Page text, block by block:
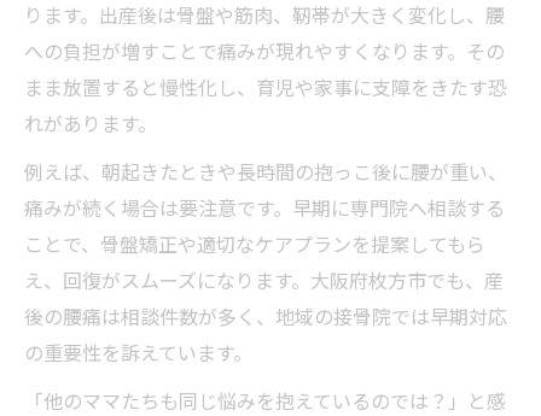
産後に子連れで整体院へ通う安心感
子連れ対応院が産後ケアで選ばれる理由
骨盤の歪み改善が産後腰痛解消の鍵
産後の骨盤の歪みが腰痛の主な原因に
骨盤矯正で産後腰痛を根本から解消
産後骨盤矯正と腰痛改善の関係性とは
骨盤のゆがみが産後に与える影響とは
ります。出産後は骨盤や筋肉、靭帯が大きく変化し、腰
への負担が増すことで痛みが現れやすくなります。その
まま放置すると慢性化し、育児や家事に支障をきたす恐
れがあります。
例えば、朝起きたときや長時間の抱っこ後に腰が重い、
痛みが続く場合は要注意です。早期に専門院へ相談する
ことで、骨盤矯正や適切なケアプランを提案してもら
え、回復がスムーズになります。大阪府枚方市でも、産
後の腰痛は相談件数が多く、地域の接骨院では早期対応
の重要性を訴えています。
「他のママたちも同じ悩みを抱えているのでは？」と感